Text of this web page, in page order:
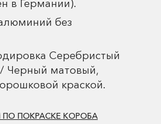
в Германии).
без
Серебристый
Черный матовый,
краской.
ПОКРАСКЕ КОРОБА